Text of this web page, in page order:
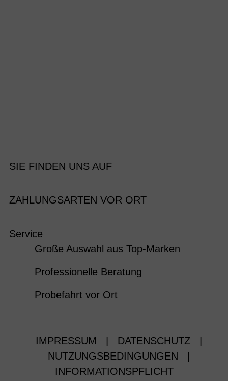
SIE FINDEN UNS AUF
ZAHLUNGSARTEN VOR ORT
Service
Große Auswahl aus Top-Marken
Professionelle Beratung
Probefahrt vor Ort
IMPRESSUM DATENSCHUTZ
NUTZUNGSBEDINGUNGEN
INFORMATIONSPFLICHT